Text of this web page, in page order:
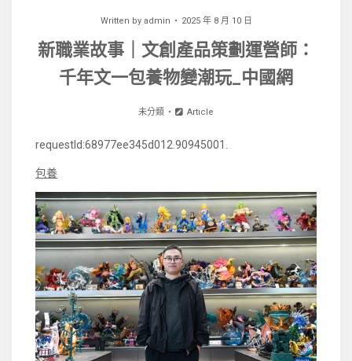
Written by admin 2025 年 8 月 10 日
新職業故事｜文創產品策劃運營師：
千年文一包養物變潮玩_中國網
未分類 Article
requestId:68977ee345d012.90945001.
包養